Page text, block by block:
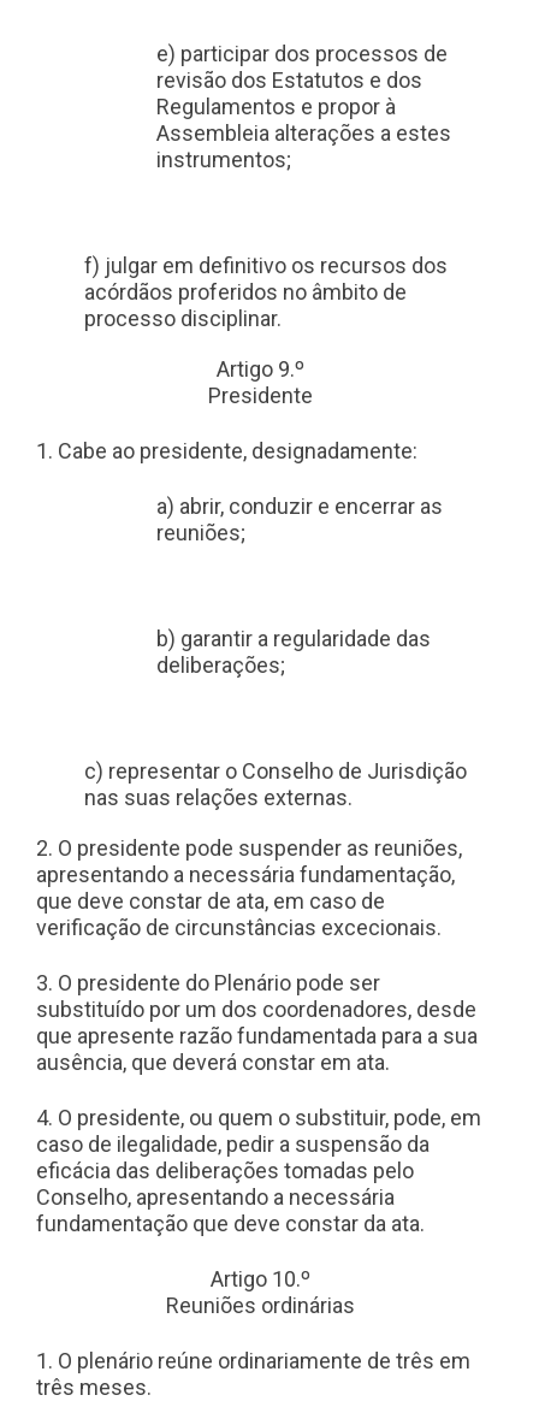
e) participar dos processos de
revisão dos Estatutos e dos
Regulamentos e propor à
Assembleia alterações a estes
instrumentos;
f) julgar em definitivo os recursos dos
acórdãos proferidos no âmbito de
processo disciplinar.
Artigo 9.º
Presidente
1. Cabe ao presidente, designadamente:
a) abrir, conduzir e encerrar as
reuniões;
b) garantir a regularidade das
deliberações;
c) representar o Conselho de Jurisdição
nas suas relações externas.
2. O presidente pode suspender as reuniões,
apresentando a necessária fundamentação,
que deve constar de ata, em caso de
verificação de circunstâncias excecionais.
3. O presidente do Plenário pode ser
substituído por um dos coordenadores, desde
que apresente razão fundamentada para a sua
ausência, que deverá constar em ata.
4. O presidente, ou quem o substituir, pode, em
caso de ilegalidade, pedir a suspensão da
eficácia das deliberações tomadas pelo
Conselho, apresentando a necessária
fundamentação que deve constar da ata.
Artigo 10.º
Reuniões ordinárias
1. O plenário reúne ordinariamente de três em
três meses.